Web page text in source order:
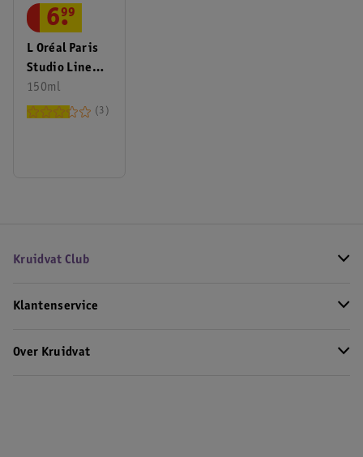
L Oréal Paris
Studio Line
Invisi Fix 24H
Clean
150ml
6.
99
3
Kruidvat Club
Klantenservice
Over Kruidvat